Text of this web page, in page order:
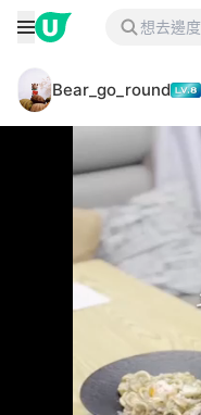
Bear_go_round